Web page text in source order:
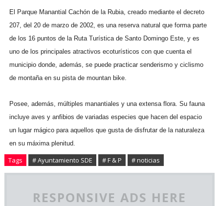
El Parque Manantial Cachón de la Rubia, creado mediante el decreto
207, del 20 de marzo de 2002, es una reserva natural que forma parte
de los 16 puntos de la Ruta Turística de Santo Domingo Este, y es
uno de los principales atractivos ecoturísticos con que cuenta el
municipio donde, además, se puede practicar senderismo y ciclismo
de montaña en su pista de mountan bike.
Posee, además, múltiples manantiales y una extensa flora. Su fauna
incluye aves y anfibios de variadas especies que hacen del espacio
un lugar mágico para aquellos que gusta de disfrutar de la naturaleza
en su máxima plenitud.
Tags # Ayuntamiento SDE # F & P # noticias
RESPONSIVE ADS HERE